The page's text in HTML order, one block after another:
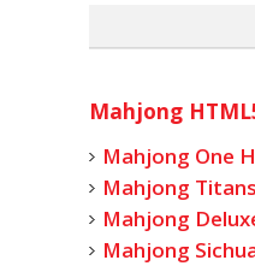
Mahjong
Mahjong One
Mahjong
Mahjong
Mahjong